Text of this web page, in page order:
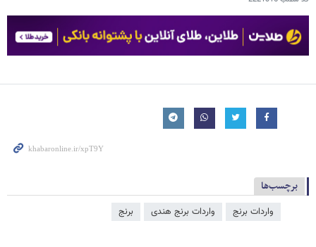
برچسب‌ها
واردات برنج واردات برنج هندی برنج